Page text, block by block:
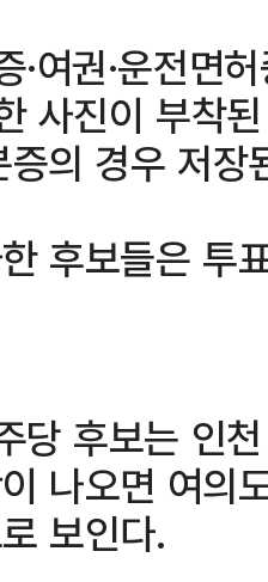
·여권·운전면
사진이 부착
의 경우 저
후보들은 투
당 후보는 인
나오면 여의
보인다.